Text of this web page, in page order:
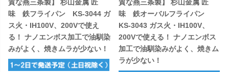
質な燕三条製】 杉山金属 匠
味 鉄フライパン KS-3044 ガ
ス火・IH100V、200Vで使え
る！ ナノエンボス加工で油馴染
みがよく、焼きムラが少ない！
質な燕三条製】 杉山金属 匠
味 鉄オーバルフライパン
KS-3043 ガス火・IH100V、
200Vで使える！ ナノエンボス
加工で油馴染みがよく、焼きム
ラが少ない！